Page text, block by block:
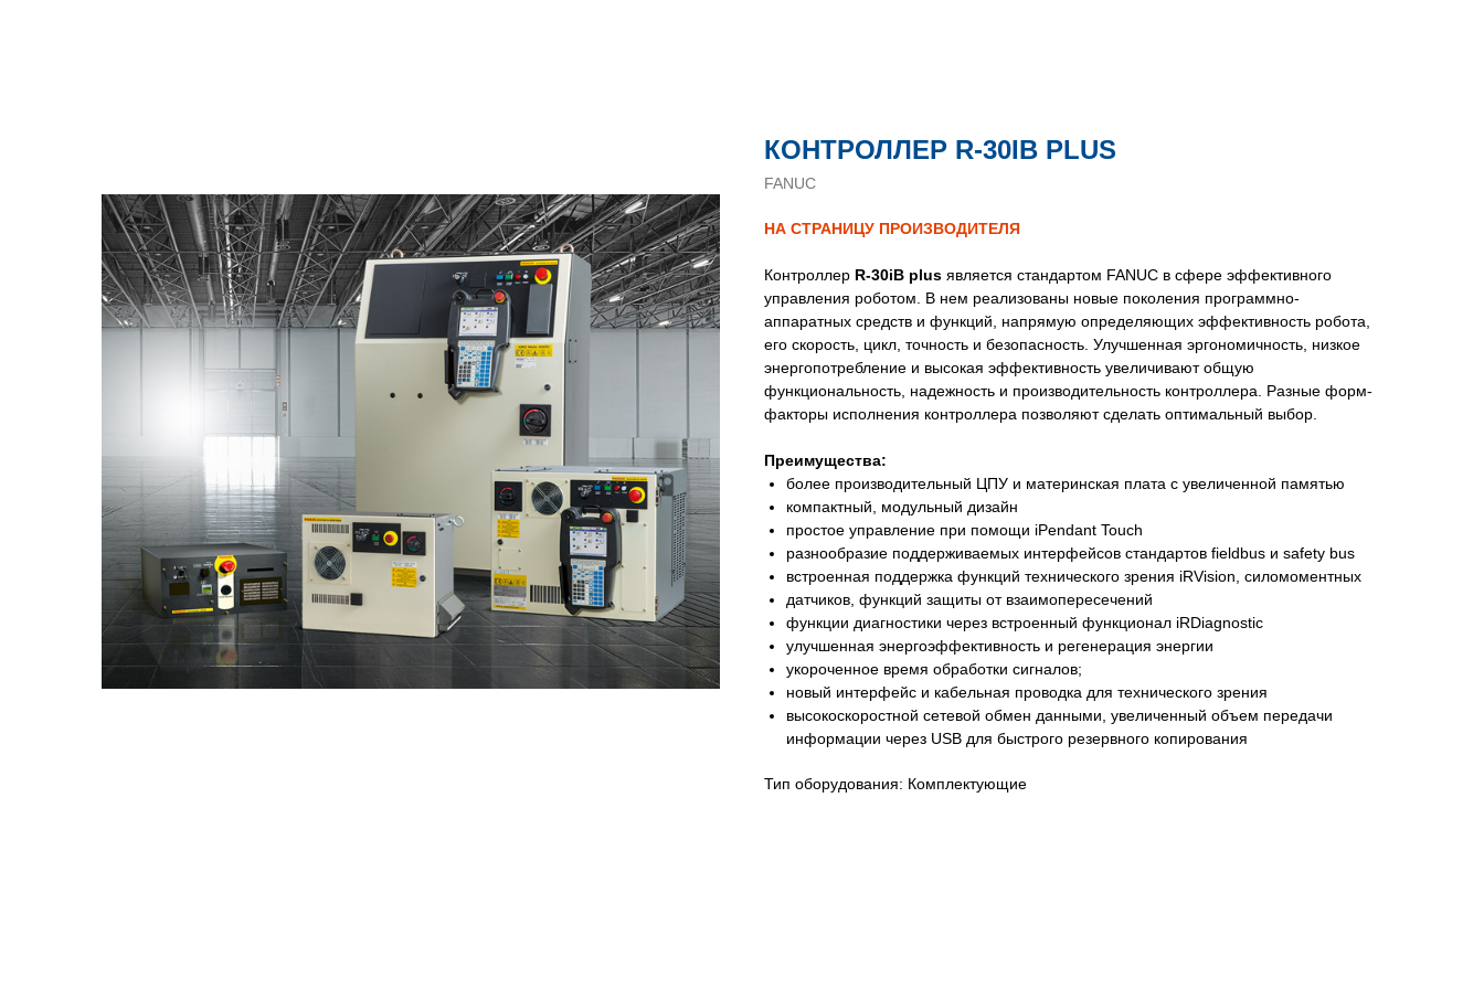
КОНТРОЛЛЕР R-30IB PLUS
FANUC
НА СТРАНИЦУ ПРОИЗВОДИТЕЛЯ
Контроллер R-30iB plus является стандартом FANUC в сфере эффективного
управления роботом. В нем реализованы новые поколения программно-
аппаратных средств и функций, напрямую определяющих эффективность робота,
его скорость, цикл, точность и безопасность. Улучшенная эргономичность, низкое
энергопотребление и высокая эффективность увеличивают общую
функциональность, надежность и производительность контроллера. Разные форм-
факторы исполнения контроллера позволяют сделать оптимальный выбор.
Преимущества:
более производительный ЦПУ и материнская плата с увеличенной памятью
компактный, модульный дизайн
простое управление при помощи iPendant Touch
разнообразие поддерживаемых интерфейсов стандартов fieldbus и safety bus
встроенная поддержка функций технического зрения iRVision, силомоментных
датчиков, функций защиты от взаимопересечений
функции диагностики через встроенный функционал iRDiagnostic
улучшенная энергоэффективность и регенерация энергии
укороченное время обработки сигналов;
новый интерфейс и кабельная проводка для технического зрения
высокоскоростной сетевой обмен данными, увеличенный объем передачи
информации через USB для быстрого резервного копирования
Тип оборудования: Комплектующие